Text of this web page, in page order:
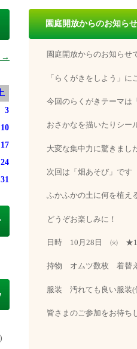
→
3
10
17
24
31
園庭開放からのお知らせ
園庭開放からのお知らせ
「らくがきをしよう」
今回のらくがきテーマは
おさかなを描いたりシー
大変な集中力に驚きまし
次回は「畑あそび」です
ふかふかの土に何を植え
どうぞお楽しみに！
日時 10月28日 ㈫ ★10
持物 オムツ数枚 着替
服装 汚れても良い服装(
皆さまのご参加をお待ち